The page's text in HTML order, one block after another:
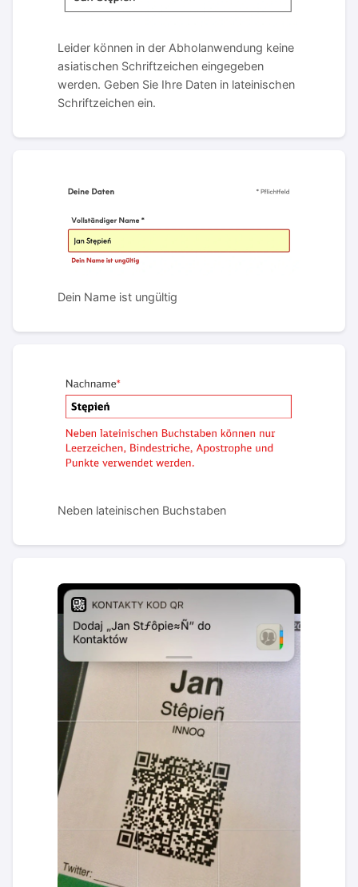
Leider können in der Abholanwendung keine
asiatischen Schriftzeichen eingegeben
werden. Geben Sie Ihre Daten in lateinischen
Schriftzeichen ein.
Dein Name ist ungültig
Neben lateinischen Buchstaben